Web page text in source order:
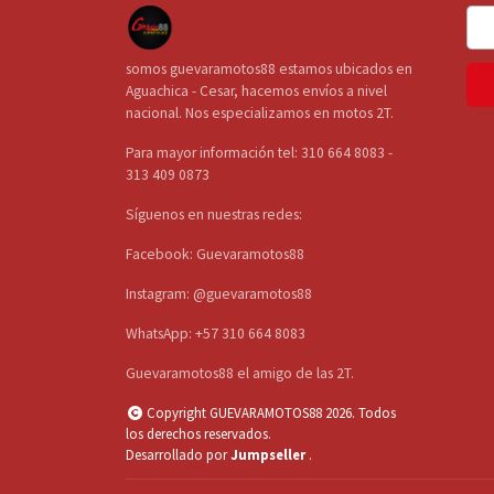
somos guevaramotos88 estamos ubicados en
Aguachica - Cesar, hacemos envíos a nivel
nacional. Nos especializamos en motos 2T.
Para mayor información tel: 310 664 8083 -
313 409 0873
Síguenos en nuestras redes:
Facebook: Guevaramotos88
Instagram: @guevaramotos88
WhatsApp: +57 310 664 8083
Guevaramotos88 el amigo de las 2T.
Copyright GUEVARAMOTOS88 2026. Todos
los derechos reservados.
Desarrollado porJumpseller .